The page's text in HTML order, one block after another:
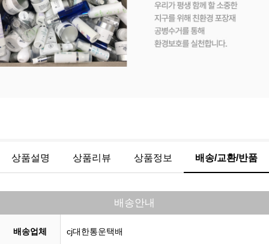
상품설명 상품리뷰 상품정보 배송/교환/반품
배송안내
배송업체 cj대한통운택배